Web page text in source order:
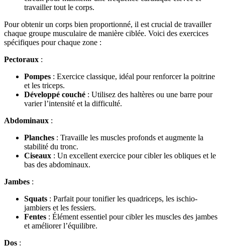
travailler tout le corps.
Pour obtenir un corps bien proportionné, il est crucial de travailler
chaque groupe musculaire de manière ciblée. Voici des exercices
spécifiques pour chaque zone :
Pectoraux :
Pompes : Exercice classique, idéal pour renforcer la poitrine
et les triceps.
Développé couché : Utilisez des haltères ou une barre pour
varier l’intensité et la difficulté.
Abdominaux :
Planches : Travaille les muscles profonds et augmente la
stabilité du tronc.
Ciseaux : Un excellent exercice pour cibler les obliques et le
bas des abdominaux.
Jambes :
Squats : Parfait pour tonifier les quadriceps, les ischio-
jambiers et les fessiers.
Fentes : Élément essentiel pour cibler les muscles des jambes
et améliorer l’équilibre.
Dos :